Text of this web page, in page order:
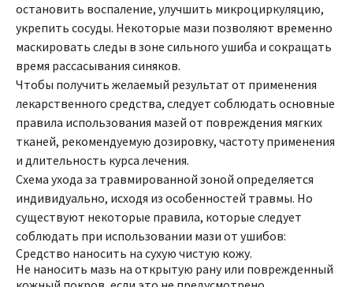
остановить воспаление, улучшить микроциркуляцию,
укрепить сосуды. Некоторые мази позволяют временно
маскировать следы в зоне сильного ушиба и сокращать
время рассасывания синяков.
Чтобы получить желаемый результат от применения
лекарственного средства, следует соблюдать основные
правила использования мазей от повреждения мягких
тканей, рекомендуемую дозировку, частоту применения
и длительность курса лечения.
Схема ухода за травмированной зоной определяется
индивидуально, исходя из особенностей травмы. Но
существуют некоторые правила, которые следует
соблюдать при использовании мази от ушибов:
Средство наносить на сухую чистую кожу.
Не наносить мазь на открытую рану или поврежденный